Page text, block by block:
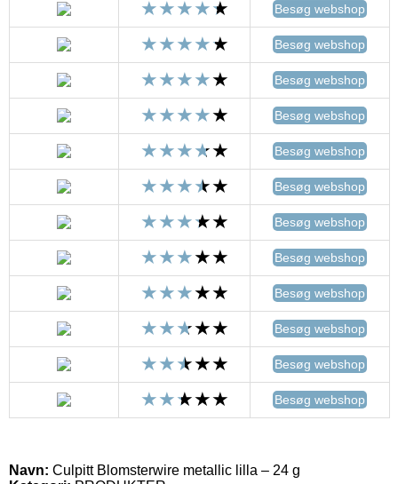
Besøg webshop
Besøg webshop
Besøg webshop
Besøg webshop
Besøg webshop
Besøg webshop
Besøg webshop
Besøg webshop
Besøg webshop
Besøg webshop
Besøg webshop
Besøg webshop
Navn: Culpitt Blomsterwire metallic lilla – 24 g